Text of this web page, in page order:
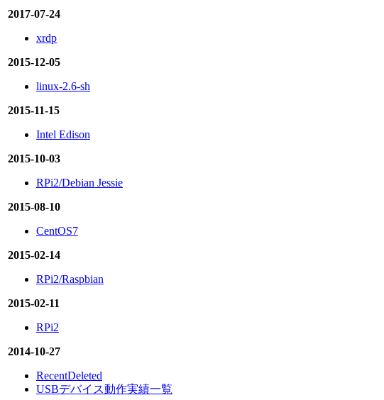
2017-07-24
xrdp
2015-12-05
linux-2.6-sh
2015-11-15
Intel Edison
2015-10-03
RPi2/Debian Jessie
2015-08-10
CentOS7
2015-02-14
RPi2/Raspbian
2015-02-11
RPi2
2014-10-27
RecentDeleted
USBデバイス動作実績一覧